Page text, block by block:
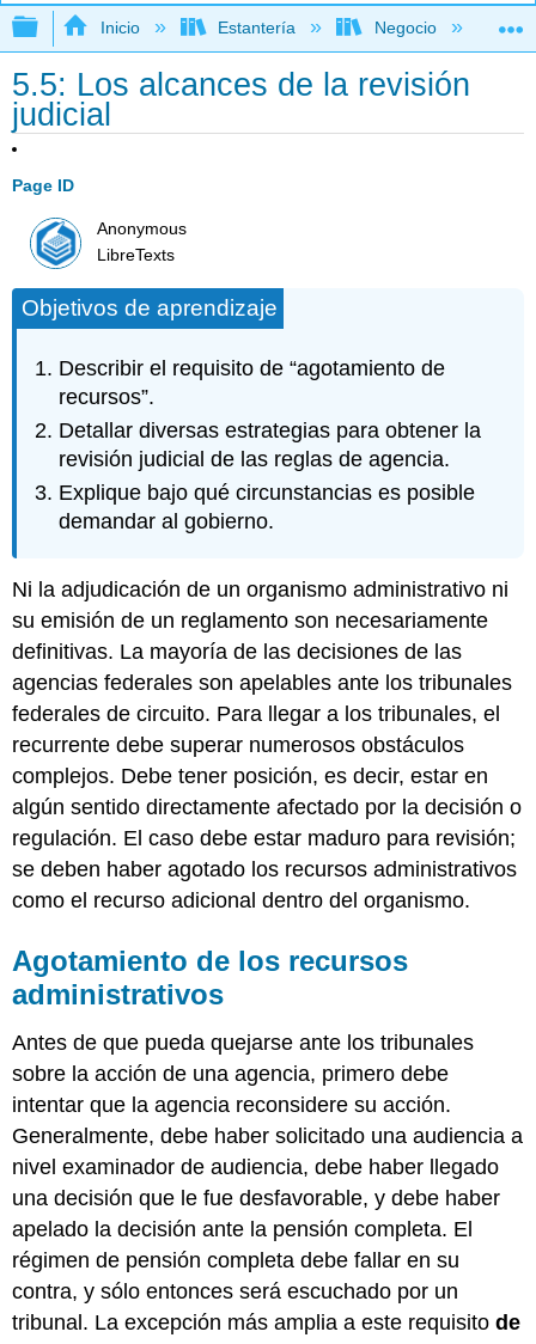
Expandir/contraer jerarquía global
Inicio Estantería Negocio
5.5: Los alcances de la revisión
judicial
Page ID
Anonymous
LibreTexts
Objetivos de aprendizaje
Describir el requisito de “agotamiento de
recursos”.
Detallar diversas estrategias para obtener la
revisión judicial de las reglas de agencia.
Explique bajo qué circunstancias es posible
demandar al gobierno.
Ni la adjudicación de un organismo administrativo ni
su emisión de un reglamento son necesariamente
definitivas. La mayoría de las decisiones de las
agencias federales son apelables ante los tribunales
federales de circuito. Para llegar a los tribunales, el
recurrente debe superar numerosos obstáculos
complejos. Debe tener posición, es decir, estar en
algún sentido directamente afectado por la decisión o
regulación. El caso debe estar maduro para revisión;
se deben haber agotado los recursos administrativos
como el recurso adicional dentro del organismo.
Agotamiento de los recursos
administrativos
Antes de que pueda quejarse ante los tribunales
sobre la acción de una agencia, primero debe
intentar que la agencia reconsidere su acción.
Generalmente, debe haber solicitado una audiencia a
nivel examinador de audiencia, debe haber llegado
una decisión que le fue desfavorable, y debe haber
apelado la decisión ante la pensión completa. El
régimen de pensión completa debe fallar en su
contra, y sólo entonces será escuchado por un
tribunal. La excepción más amplia a este requisitode